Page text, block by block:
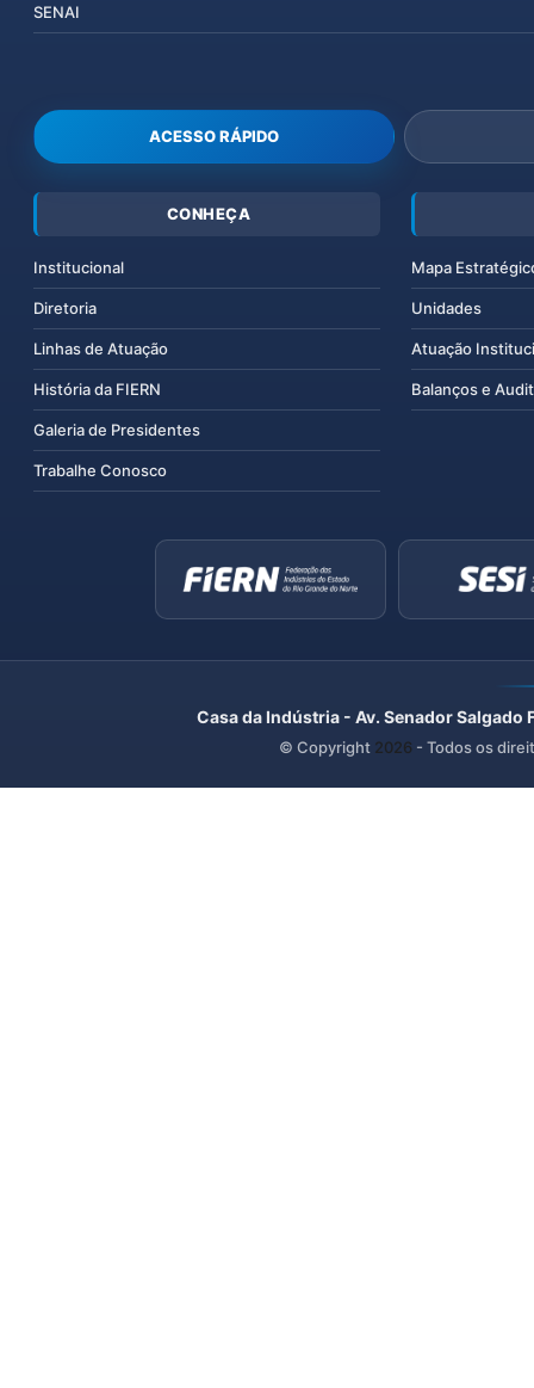
SENAI
ACESSO RÁPIDO
CONHEÇA
Institucional
Diretoria
Linhas de Atuação
História da FIERN
Galeria de Presidentes
Trabalhe Conosco
Mapa
Unidades
Atuação
Balanços e
Casa da Indústria - Av. Senador
© Copyright 2026 - Todos os